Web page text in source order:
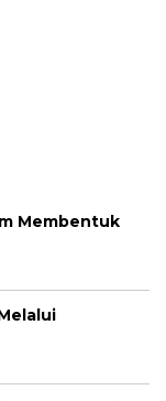
Membentuk